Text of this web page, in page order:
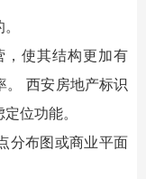
使其结构更加有
。西安房地产标识
位功能。
分布图或商业平面